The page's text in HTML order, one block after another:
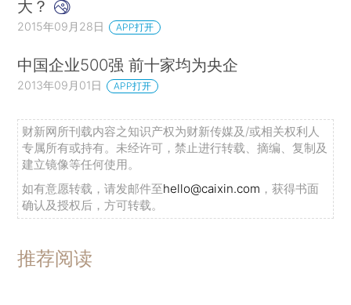
大？
2015年09月28日 APP打开
中国企业500强 前十家均为央企
2013年09月01日 APP打开
财新网所刊载内容之知识产权为财新传媒及/或相关权利人
专属所有或持有。未经许可，禁止进行转载、摘编、复制及
建立镜像等任何使用。
如有意愿转载，请发邮件至hello@caixin.com ，获得书面
确认及授权后，方可转载。
推荐阅读